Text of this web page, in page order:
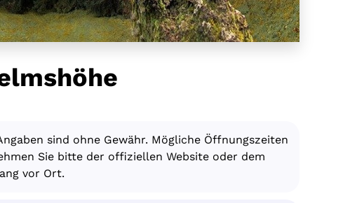
sind ohne Gewähr. Mögliche Öffnungszeiten
Sie bitte der offiziellen Website oder dem
vor Ort.